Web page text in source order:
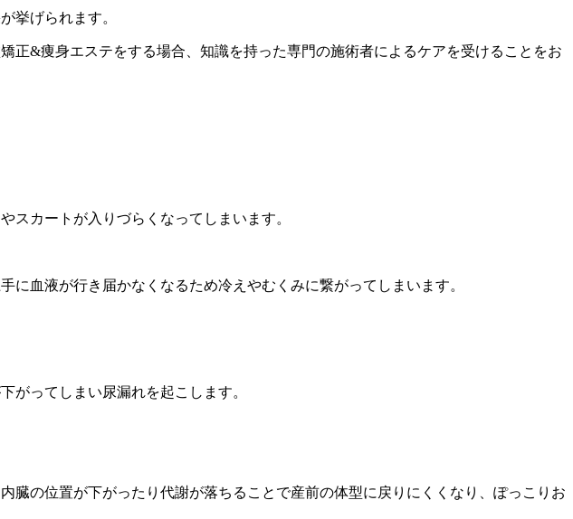
挙げられます。
正&痩身エステをする場合、知識を持った専門の施術者によるケアを受けることをお
スカートが入りづらくなってしまいます。
血液が行き届かなくなるため冷えやむくみに繋がってしまいます。
がってしまい尿漏れを起こします。
の位置が下がったり代謝が落ちることで産前の体型に戻りにくくなり、ぽっこりお